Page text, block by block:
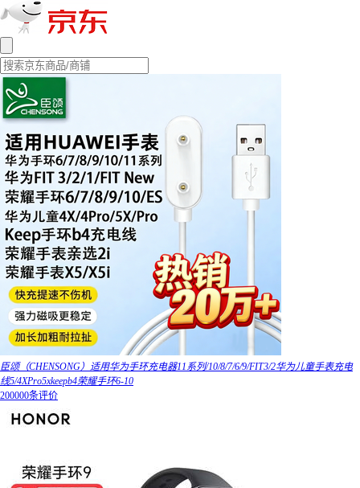
臣颂（CHENSONG）适用华为手环充电器11系列/10/8/7/6/9/FIT3/2华为儿童手表充电
线5/4XPro5xkeepb4荣耀手环6-10
200000条评价